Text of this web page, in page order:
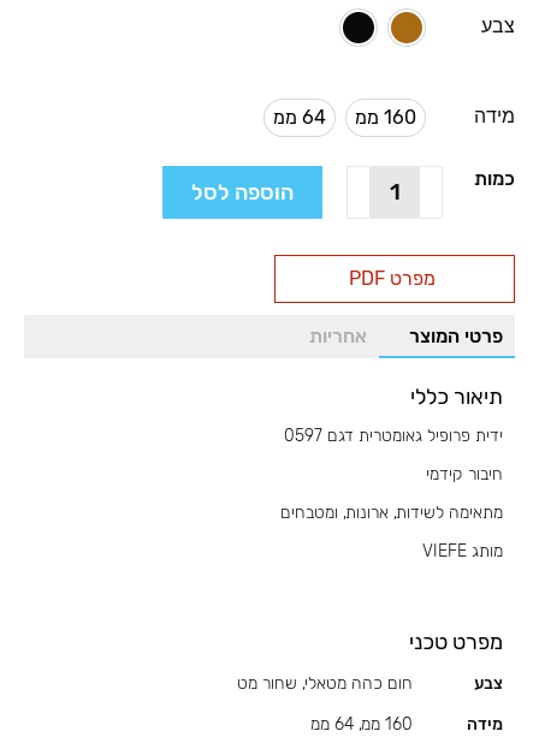
צבע
חום כהה מטאלי
שחור מט
מידה 160 ממ 160 ממ 64 ממ 64 ממ
כמות
פרופיל
גאומטרית
דגם
0597
הוספה לסל
פרטי המוצר אחריות
תיאור כללי
ידית פרופיל גאומטרית דגם 0597
חיבור קידמי
מתאימה לשידות, ארונות, ומטבחים
מותג VIEFE
מפרט טכני
צבע
חום כהה מטאלי, שחור מט
מידה
160 ממ, 64 ממ
מפרט PDF